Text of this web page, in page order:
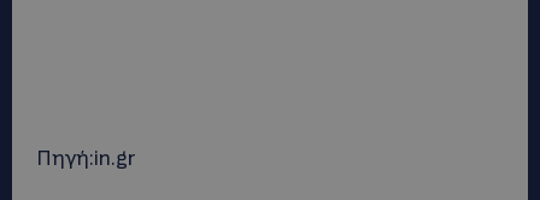
Πηγή:in.gr